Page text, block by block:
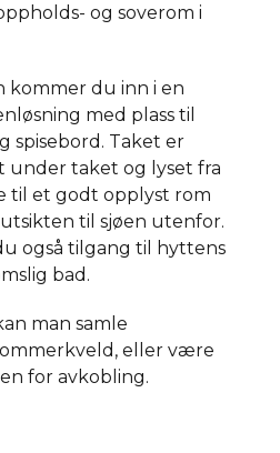
og soverom i
kommer du inn i en
med plass til
spisebord. Taket er
under taket og lyset fra
til et godt opplyst rom
til sjøen utenfor.
også tilgang til hyttens
bad.
man samle
eller være
for avkobling.